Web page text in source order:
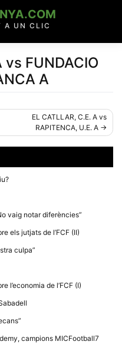
A UN CLIC
vs FUNDACIO
A
EL CATLLAR, C.E. A vs
RAPITENCA, U.E. A
vaig notar diferències”
els jutjats de l’FCF (II)
culpa”
l’economia de l’FCF (I)
campions MICFootball7
Necessàries
Aquestes